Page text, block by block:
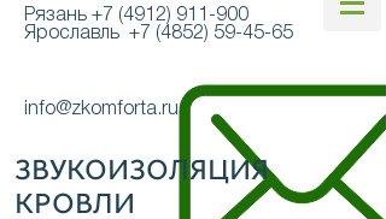
Рязань +7 (4912) 911-900
Ярославль +7 (4852) 59-45-65
info@zkomforta.ru
ЗВУКОИЗОЛЯЦИЯ
КРОВЛИ